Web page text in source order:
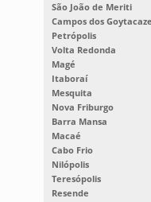
São João de Meriti
Campos dos
Petrópolis
Volta Redonda
Magé
Itaboraí
Mesquita
Nova Friburgo
Barra Mansa
Macaé
Cabo Frio
Nilópolis
Teresópolis
Resende